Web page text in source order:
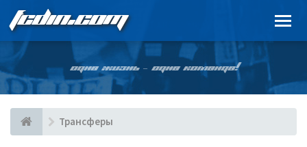
FCDIN.COM
ОДНА ЖИЗНЬ – ОДНА КОМАНДА!
Трансферы